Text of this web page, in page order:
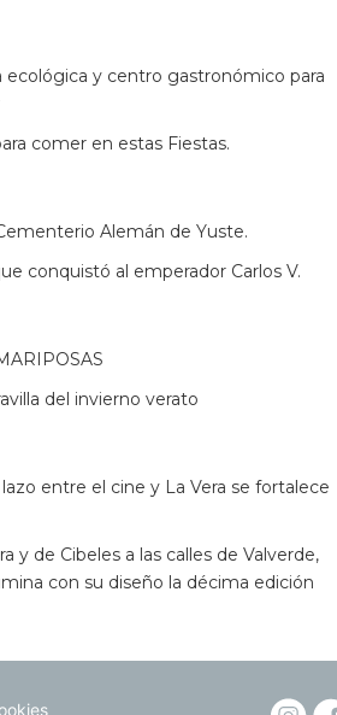
ecológica y centro gastronómico para
comer en estas Fiestas.
Alemán de Yuste.
conquistó al emperador Carlos V.
del invierno verato
entre el cine y La Vera se fortalece
y de Cibeles a las calles de Valverde,
con su diseño la décima edición